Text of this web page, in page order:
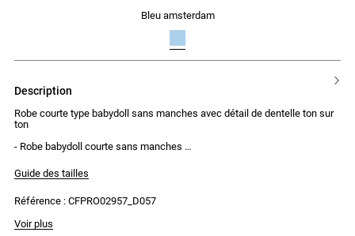
bleu amsterdam
description
Robe courte type babydoll sans manches avec détail de dentelle ton sur
ton
- Robe babydoll courte sans manches
- Grande goutte au dos avec effet dos nu
- Galon dentelle ton sur ton
Guide des tailles
Référence : CFPRO02957_D057
Voir plus